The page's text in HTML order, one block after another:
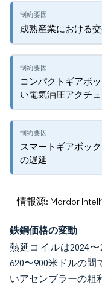
成熟産業における
コンパクトギアボ
い電気油圧アクチ
スマートギアボッ
の遅延
情報源: Mordor
鉄鋼価格の変動
熱延コイルは2024
620〜900米ドルの
いアセンブラーの粗